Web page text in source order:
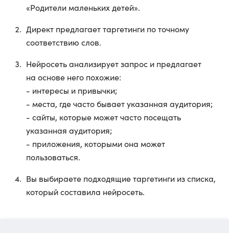
«Родители маленьких детей».
Директ предлагает таргетинги по точному
соответствию слов.
Нейросеть анализирует запрос и предлагает
на основе него похожие:
- интересы и привычки;
- места, где часто бывает указанная аудитория;
- сайты, которые может часто посещать
указанная аудитория;
- приложения, которыми она может
пользоваться.
Вы выбираете подходящие таргетинги из списка,
который составила нейросеть.